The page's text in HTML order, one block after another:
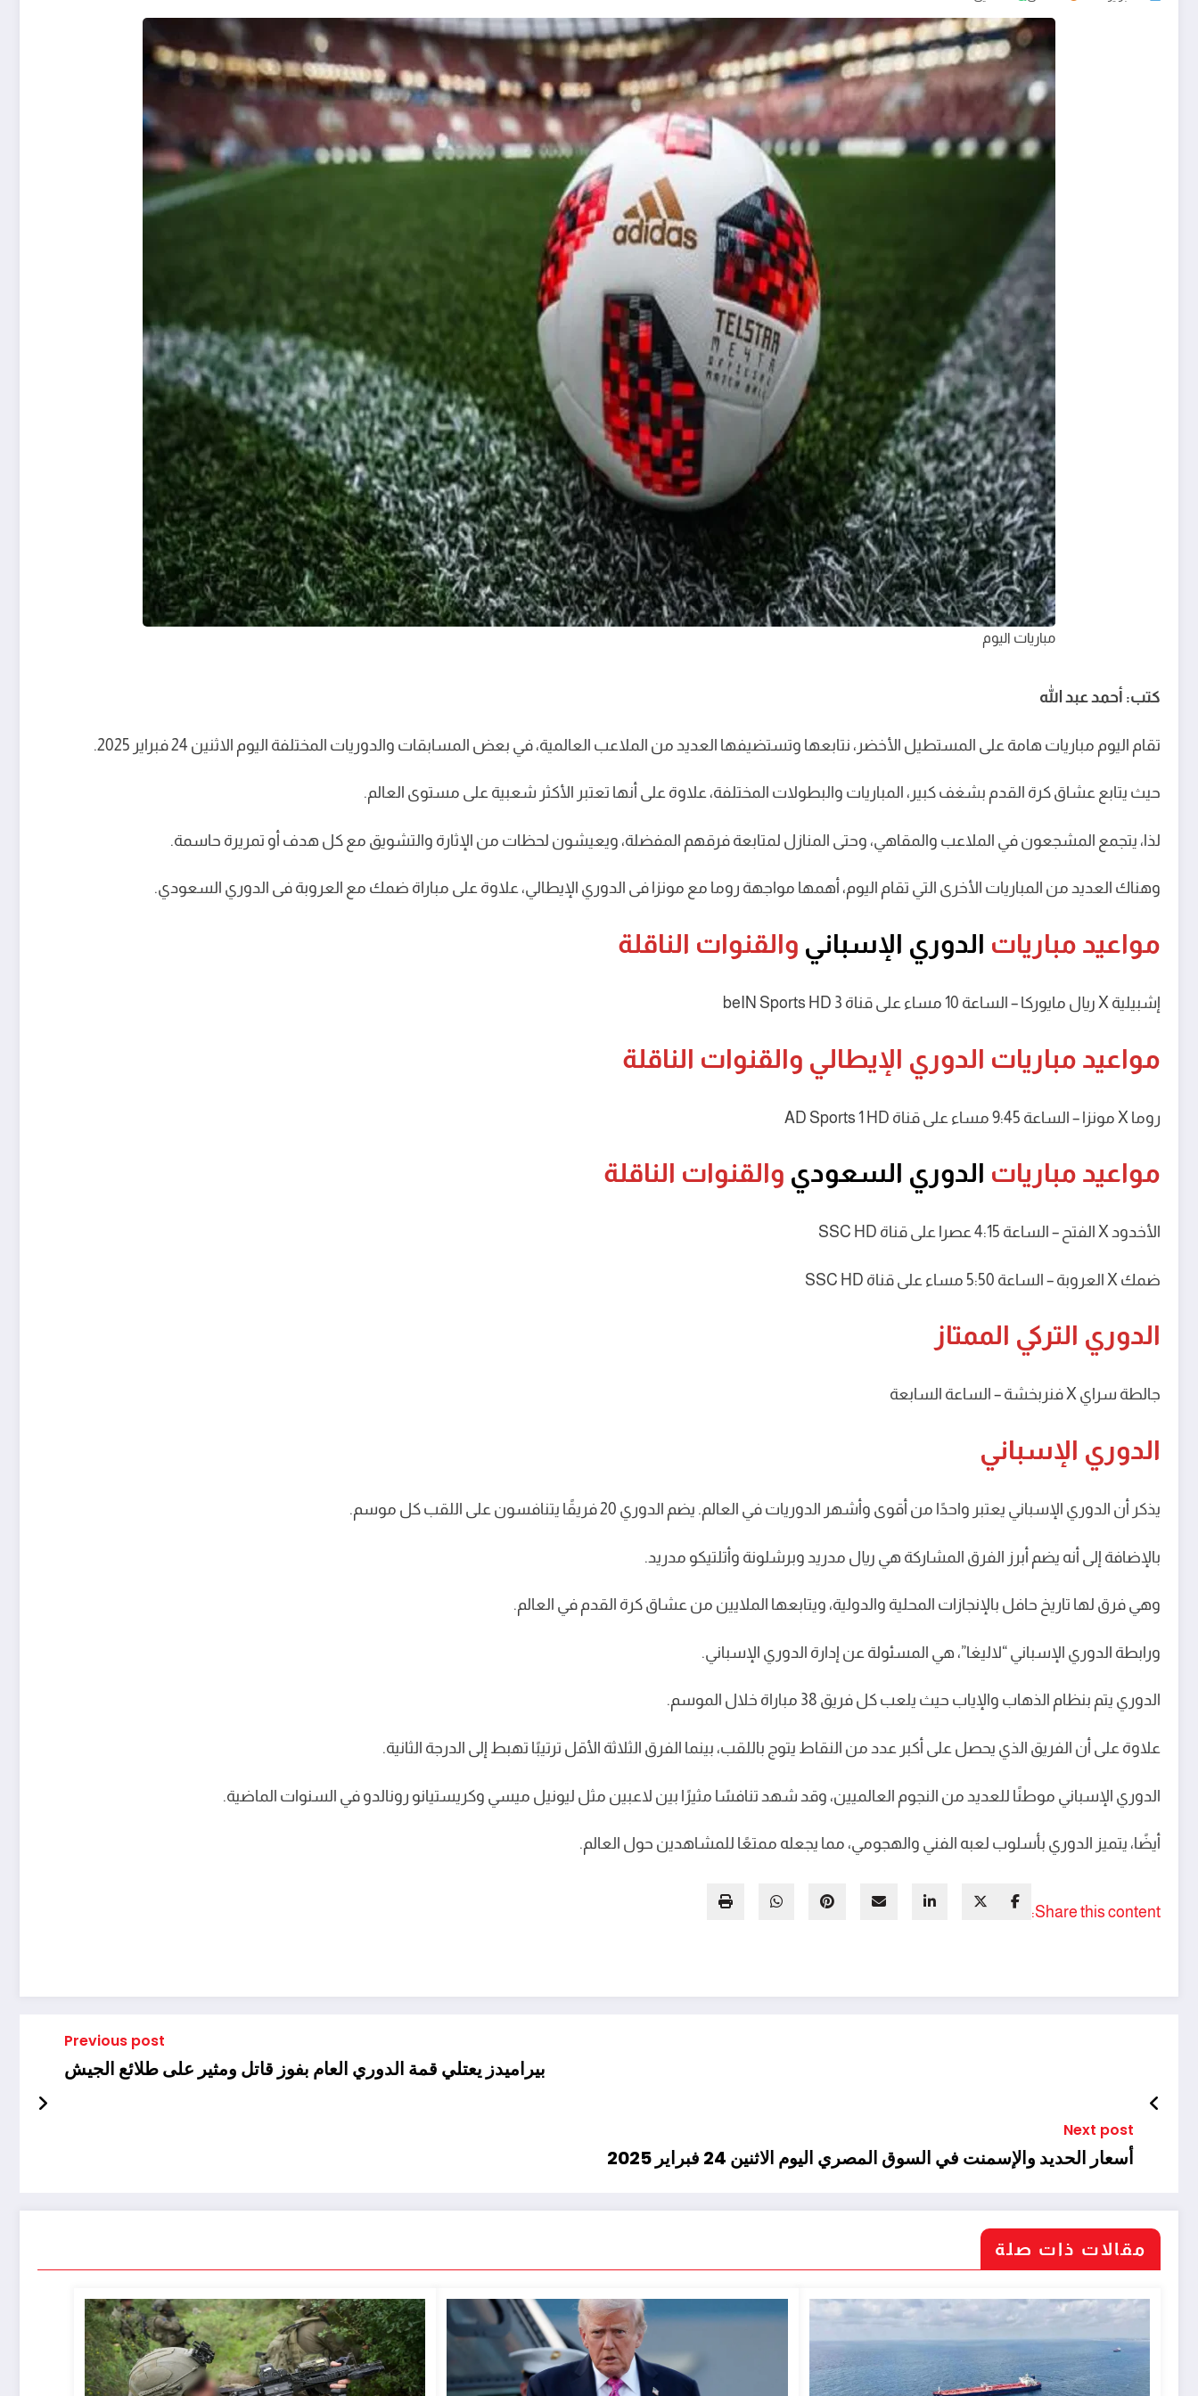
مباريات اليوم
كتب: أحمد عبد الله
تقام اليوم مباريات هامة على المستطيل الأخضر، نتابعها وتستضيفها العديد من الملاعب العالمية، في بعض المسابقات والدوريات المختلفة اليوم الاثنين 24 فبراير 2025.
حيث يتابع عشاق كرة القدم بشغف كبير، المباريات والبطولات المختلفة، علاوة على أنها تعتبر الأكثر شعبية على مستوى العالم.
لذا، يتجمع المشجعون في الملاعب والمقاهي، وحتى المنازل لمتابعة فرقهم المفضلة، ويعيشون لحظات من الإثارة والتشويق مع كل هدف أو تمريرة حاسمة.
وهناك العديد من المباريات الأخرى التي تقام اليوم، أهمها مواجهة روما مع مونزا فى الدوري الإيطالي، علاوة على مباراة ضمك مع العروبة فى الدوري السعودي.
مواعيد مباريات الدوري الإسباني والقنوات الناقلة
إشبيلية X ريال مايوركا – الساعة 10 مساء على قناة beIN Sports HD 3
مواعيد مباريات الدوري الإيطالي والقنوات الناقلة
روما X مونزا – الساعة 9:45 مساء على قناة AD Sports 1 HD
مواعيد مباريات الدوري السعودي والقنوات الناقلة
الأخدود X الفتح – الساعة 4:15 عصرا على قناة SSC HD
ضمك X العروبة – الساعة 5:50 مساء على قناة SSC HD
الدوري التركي الممتاز
جالطة سراي X فنربخشة – الساعة السابعة
الدوري الإسباني
يذكر أن الدوري الإسباني يعتبر واحدًا من أقوى وأشهر الدوريات في العالم. يضم الدوري 20 فريقًا يتنافسون على اللقب كل موسم.
بالإضافة إلى أنه يضم أبرز الفرق المشاركة هي ريال مدريد وبرشلونة وأتلتيكو مدريد.
وهي فرق لها تاريخ حافل بالإنجازات المحلية والدولية، ويتابعها الملايين من عشاق كرة القدم في العالم.
ورابطة الدوري الإسباني “لاليغا”، هي المسئولة عن إدارة الدوري الإسباني.
الدوري يتم بنظام الذهاب والإياب حيث يلعب كل فريق 38 مباراة خلال الموسم.
علاوة على أن الفريق الذي يحصل على أكبر عدد من النقاط يتوج باللقب، بينما الفرق الثلاثة الأقل ترتيبًا تهبط إلى الدرجة الثانية.
الدوري الإسباني موطنًا للعديد من النجوم العالميين، وقد شهد تنافسًا مثيرًا بين لاعبين مثل ليونيل ميسي وكريستيانو رونالدو في السنوات الماضية.
أيضًا، يتميز الدوري بأسلوب لعبه الفني والهجومي، مما يجعله ممتعًا للمشاهدين حول العالم.
Share this content:
Previous post
بيراميدز يعتلي قمة الدوري العام بفوز قاتل ومثير على طلائع الجيش
Next post
أسعار الحديد والإسمنت في السوق المصري اليوم الاثنين 24 فبراير 2025
مقالات ذات صلة